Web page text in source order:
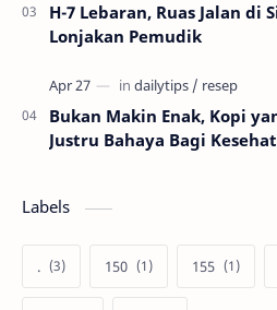
H-7 Lebaran, Ruas Jalan di
Lonjakan Pemudik
Bukan Makin Enak, Kopi
Justru Bahaya Bagi
Labels
. 150 155